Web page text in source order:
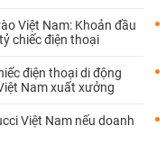
Việt Nam: Khoản đầu
chiếc điện thoại
điện thoại di động
Nam xuất xưởng
Việt Nam nếu doanh